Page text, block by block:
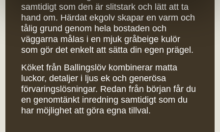
samtidigt som den är slitstark och lätt att ta
hand om. Härdat ekgolv skapar en varm och
tålig grund genom hela bostaden och
väggarna målas i en mjuk gråbeige kulör
som gör det enkelt att sätta din egen prägel.
Köket från Ballingslöv kombinerar matta
luckor, detaljer i ljus ek och generösa
förvaringslösningar. Redan från början får du
en genomtänkt inredning samtidigt som du
har möjlighet att göra egna tillval.